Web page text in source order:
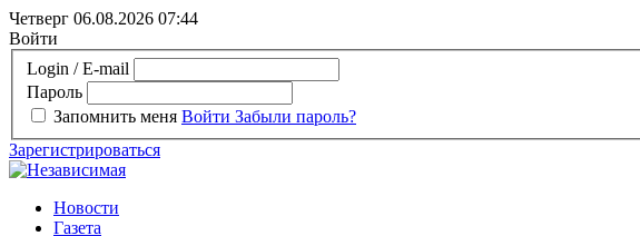
Четверг 06.08.2026 07:44
Войти
Login / E-mail
Пароль
Запомнить меня Войти Забыли пароль?
Зарегистрироваться
Новости
Газета